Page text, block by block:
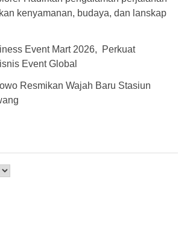
kenyamanan, budaya, dan lanskap
Event Mart 2026, Perkuat
Event Global
Resmikan Wajah Baru Stasiun